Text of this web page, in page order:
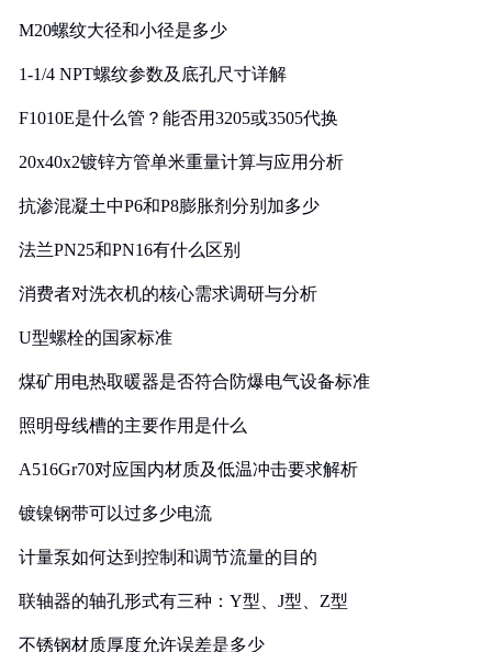
M20螺纹大径和小径是多少
1-1/4 NPT螺纹参数及底孔尺寸详解
F1010E是什么管？能否用3205或3505代换
20x40x2镀锌方管单米重量计算与应用分析
抗渗混凝土中P6和P8膨胀剂分别加多少
法兰PN25和PN16有什么区别
消费者对洗衣机的核心需求调研与分析
U型螺栓的国家标准
煤矿用电热取暖器是否符合防爆电气设备标准
照明母线槽的主要作用是什么
A516Gr70对应国内材质及低温冲击要求解析
镀镍钢带可以过多少电流
计量泵如何达到控制和调节流量的目的
联轴器的轴孔形式有三种：Y型、J型、Z型
不锈钢材质厚度允许误差是多少